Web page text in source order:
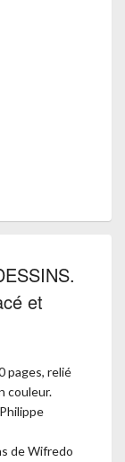
et
pages, relié
couleur.
de Wifredo